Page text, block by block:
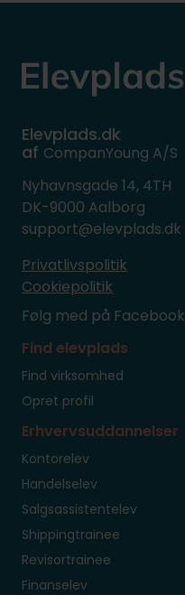
Elevplads.dk
af CompanYoung A/S
Nyhavnsgade 14, 4TH
DK-9000 Aalborg
support@elevplads.dk
Privatlivspolitik
Cookiepolitik
Følg med på Facebook
Find elevplads
Find virksomhed
Opret profil
Erhvervsuddannelser
Kontorelev
Handelselev
Salgsassistentelev
Shippingtrainee
Revisortrainee
Finanselev